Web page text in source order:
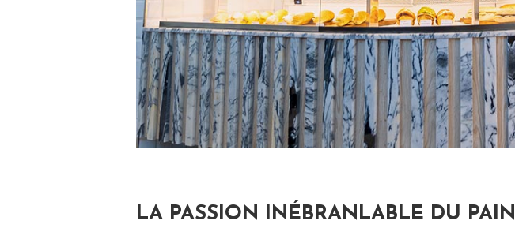
LA PASSION INÉBRANLABLE DU PAIN